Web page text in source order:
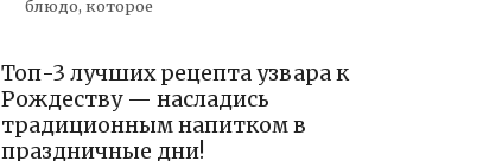
блюдо, которое
Топ-3 лучших рецепта узвара к
Рождеству — насладись
традиционным напитком в
праздничные дни!